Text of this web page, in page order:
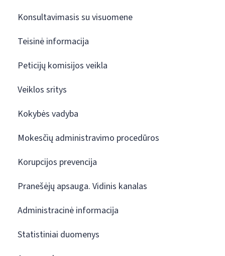
Konsultavimasis su visuomene
Teisinė informacija
Peticijų komisijos veikla
Veiklos sritys
Kokybės vadyba
Mokesčių administravimo procedūros
Korupcijos prevencija
Pranešėjų apsauga. Vidinis kanalas
Administracinė informacija
Statistiniai duomenys